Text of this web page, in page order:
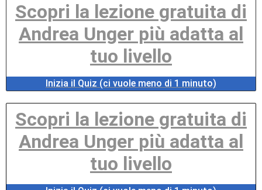
Scopri la lezione gratuita di
Andrea Unger più adatta al
tuo livello
Inizia il Quiz (ci vuole meno di 1 minuto)
Scopri la lezione gratuita di
Andrea Unger più adatta al
tuo livello